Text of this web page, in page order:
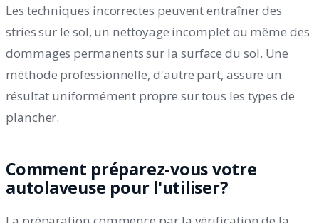
Les techniques incorrectes peuvent entraîner des
stries sur le sol, un nettoyage incomplet ou même des
dommages permanents sur la surface du sol. Une
méthode professionnelle, d'autre part, assure un
résultat uniformément propre sur tous les types de
plancher.
Comment préparez-vous votre
autolaveuse pour l'utiliser?